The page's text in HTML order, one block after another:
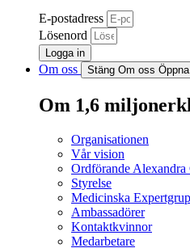
E-postadress
Lösenord
Logga in
Om oss Stäng Om oss
Om 1,6
Organisationen
Vår vision
Ordförande Alexandra
Styrelse
Medicinska
Ambassadörer
Kontaktkvinnor
Medarbetare